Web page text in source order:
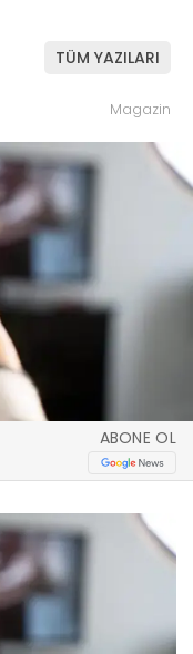
TÜM YAZILARI
Magazin
ABONE OL